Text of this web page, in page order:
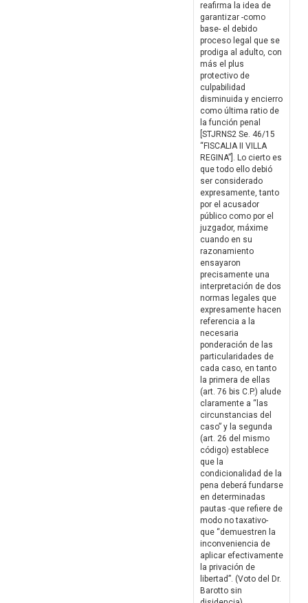
reafirma la idea de
garantizar -como
base- el debido
proceso legal que se
prodiga al adulto, con
más el plus
protectivo de
culpabilidad
disminuida y encierro
como última ratio de
la función penal
[STJRNS2 Se. 46/15
“FISCALIA II VILLA
REGINA”]. Lo cierto es
que todo ello debió
ser considerado
expresamente, tanto
por el acusador
público como por el
juzgador, máxime
cuando en su
razonamiento
ensayaron
precisamente una
interpretación de dos
normas legales que
expresamente hacen
referencia a la
necesaria
ponderación de las
particularidades de
cada caso, en tanto
la primera de ellas
(art. 76 bis C.P.) alude
claramente a “las
circunstancias del
caso” y la segunda
(art. 26 del mismo
código) establece
que la
condicionalidad de la
pena deberá fundarse
en determinadas
pautas -que refiere de
modo no taxativo-
que “demuestren la
inconveniencia de
aplicar efectivamente
la privación de
libertad”. (Voto del Dr.
Barotto sin